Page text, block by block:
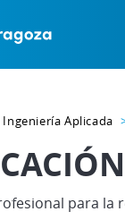
Ingeniería Aplicada
para la